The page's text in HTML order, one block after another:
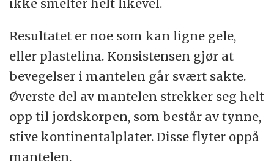
ikke smelter helt likevel.
Resultatet er noe som kan ligne gele,
eller plastelina. Konsistensen gjør at
bevegelser i mantelen går svært sakte.
Øverste del av mantelen strekker seg helt
opp til jordskorpen, som består av tynne,
stive kontinentalplater. Disse flyter oppå
mantelen.